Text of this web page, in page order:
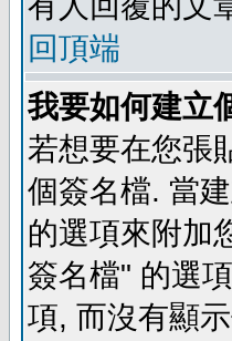
回頂端
我要如何建立
若想要在您張
個簽名檔. 當
的選項來附加
簽名檔" 的選
項, 而沒有顯